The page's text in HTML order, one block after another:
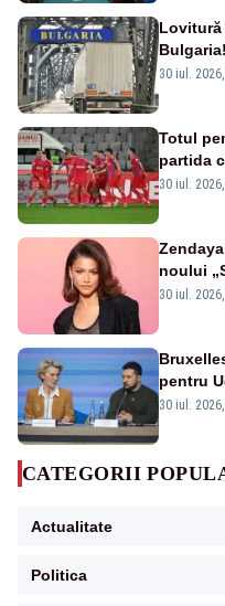
Lovitură
la 1
30 iul.
Totul
partida
30 iul.
noului
pânza
30 iul.
pentru
30 iul.
CATEGORII
Actualitate
Politica